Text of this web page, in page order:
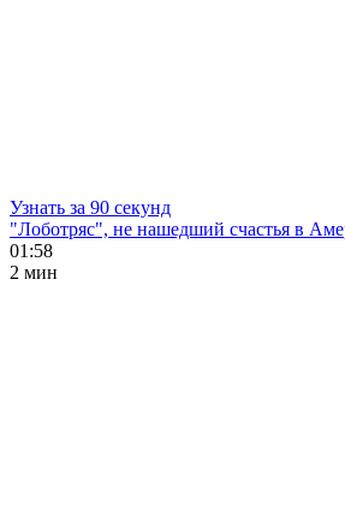
Узнать за 90 секунд
"Лоботряс", не нашедший счастья в
01:58
2 мин